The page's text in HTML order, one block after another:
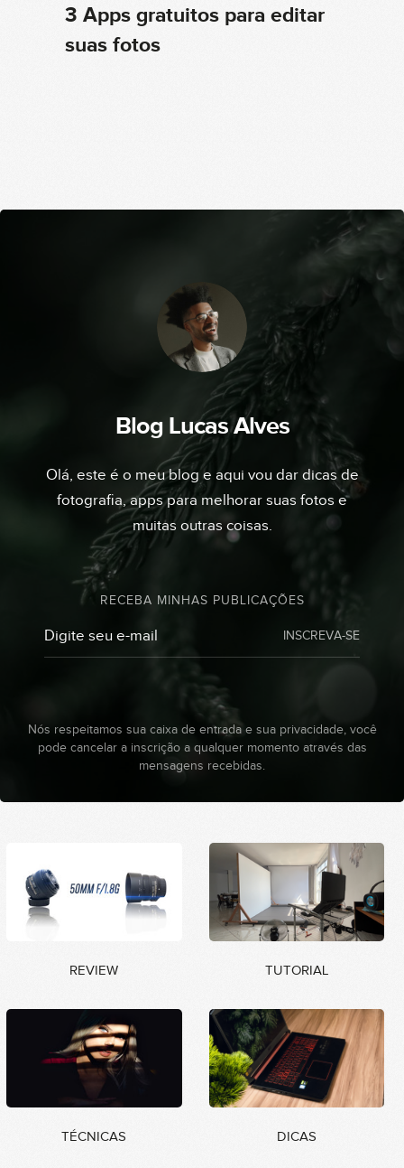
3 Apps gratuitos para editar
suas fotos
Blog Lucas Alves
Olá, este é o meu blog e aqui vou dar dicas de
fotografia, apps para melhorar suas fotos e
muitas outras coisas.
RECEBA MINHAS PUBLICAÇÕES
INSCREVA-SE
Nós respeitamos sua caixa de entrada e sua privacidade, você
pode cancelar a inscrição a qualquer momento através das
mensagens recebidas.
REVIEW TUTORIAL
TÉCNICAS DICAS